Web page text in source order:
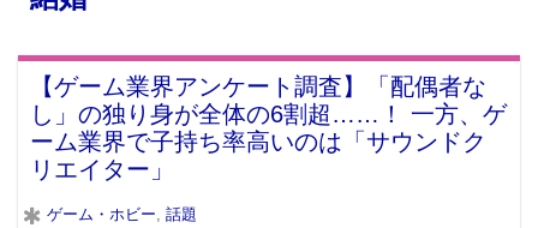
【ゲーム業界アンケート調査】「配偶者な
し」の独り身が全体の6割超……！ 一方、ゲ
ーム業界で子持ち率高いのは「サウンドク
リエイター」
ゲーム・ホビー 話題